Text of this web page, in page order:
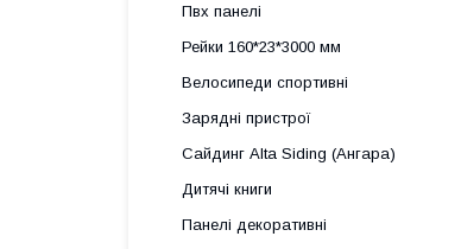
Пвх панелі
Рейки 160*23*3000 мм
Велосипеди спортивні
Зарядні пристрої
Сайдинг Alta Siding (Ангара)
Дитячі книги
Панелі декоративні